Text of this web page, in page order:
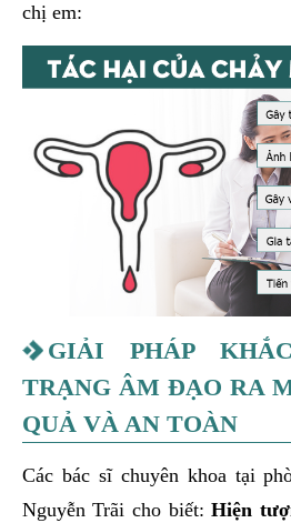
chị em:
GIẢI PHÁP
TRẠNG ÂM ĐẠO RA
QUẢ VÀ AN TOÀN
Các bác sĩ chuyên khoa tại
Nguyễn Trãi cho biết:Hiện